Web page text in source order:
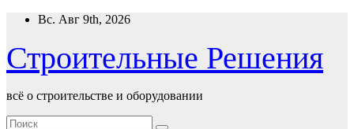
Перейти
содержимому
Вс. Авг 9th, 2026
Строительные Решения
всё о строительстве и оборудовании